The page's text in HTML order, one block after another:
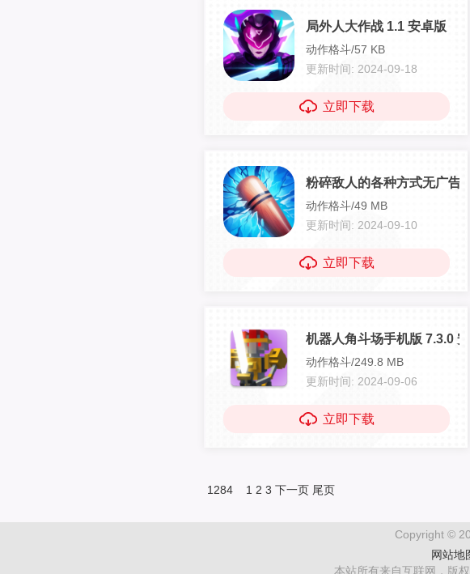
局外人大作战 1.1 安卓版
动作格斗/57 KB
更新时间: 2024-09-18
立即下载
粉碎敌人的各种方式无广告
动作格斗/49 MB
更新时间: 2024-09-10
立即下载
机器人角斗场手机版 7.3.0 安
动作格斗/249.8 MB
更新时间: 2024-09-06
立即下载
1284 1 2 3 下一页 尾页
Copyright ©
网站地
本站所有来自互联网，版